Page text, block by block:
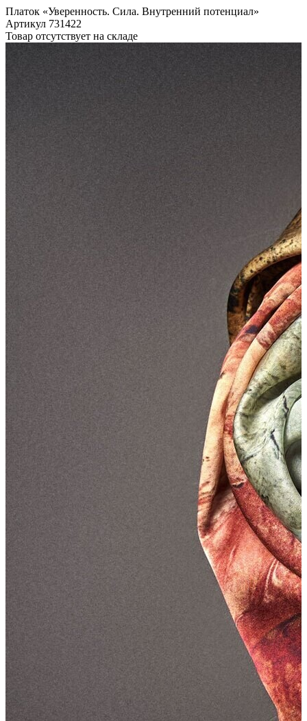
Платок «Уверенность. Сила. Внутренний потенциал»
Артикул 731422
Товар отсутствует на складе